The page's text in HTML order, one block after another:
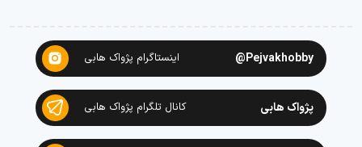
Pejvakhobby@ اینستاگرام پژواک هابی
پژواک هابی کانال تلگرام پژواک هابی